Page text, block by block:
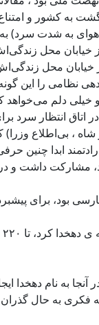
به کشور و
به شدت سرد)
خیابان محل
محل
نظامی را این
دلم
انتظار سرد
، بی‌اطلاع
ابدا چنین
که در تیرماه 1325
بود، برای
به نام دهخدا
به حال گذران